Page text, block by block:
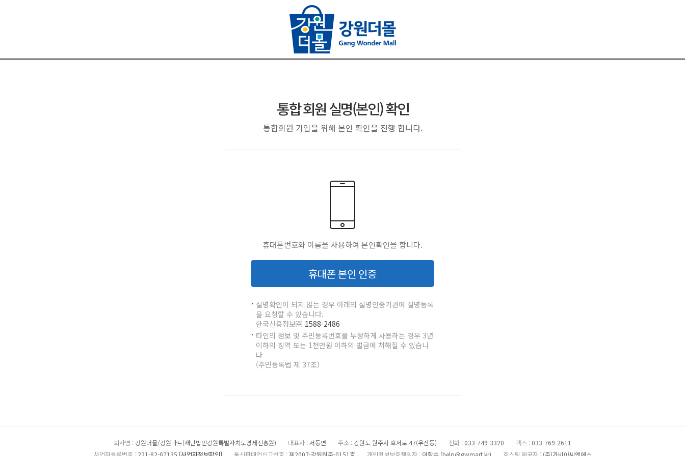
통합 회원 실명(본인) 확인
통합회원 가입을 위해 본인 확인을 진행 합니다.
휴대폰번호와 이름을 사용하여 본인확인을 합니다.
휴대폰 본인 인증
실명확인이 되지 않는 경우 아래의 실명인증기관에 실명등록
을 요청할 수 있습니다.
한국신용정보㈜ 1588-2486
타인의 정보 및 주민등록번호를 부정하게 사용하는 경우 3년
이하의 징역 또는 1천만원 이하의 벌금에 처해질 수 있습니
다
(주민등록법 제 37조)
회사명 :강원더몰/강원마트(재단법인강원특별자치도경제진흥원) 대표자 :서동면 주소 :강원도 원주시 호저로 47(우산동) 전화 : 033-749-3320 팩스 : 033-769-2611
사업자등록번호 : 221-82-07135 [사업자정보확인] 통신판매업신고번호 : 제2007-강원원주-0151호 개인정보보호책임자 : 이학수 (help@gwmart.kr) 호스팅 제공자 : (주)가비아씨엔에스